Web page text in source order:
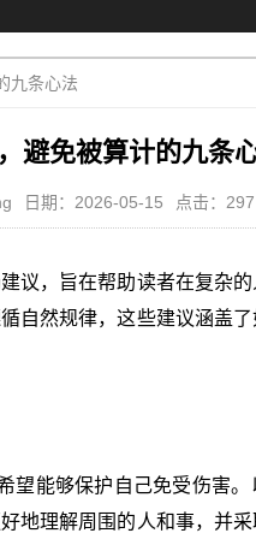
九条心法
避免被算计的九条
日期：2026-05-15 点击：297
议，旨在帮助读者在复杂的
自然规律，这些建议涵盖
能够保护自己免受伤害。
地理解周围的人和事，并